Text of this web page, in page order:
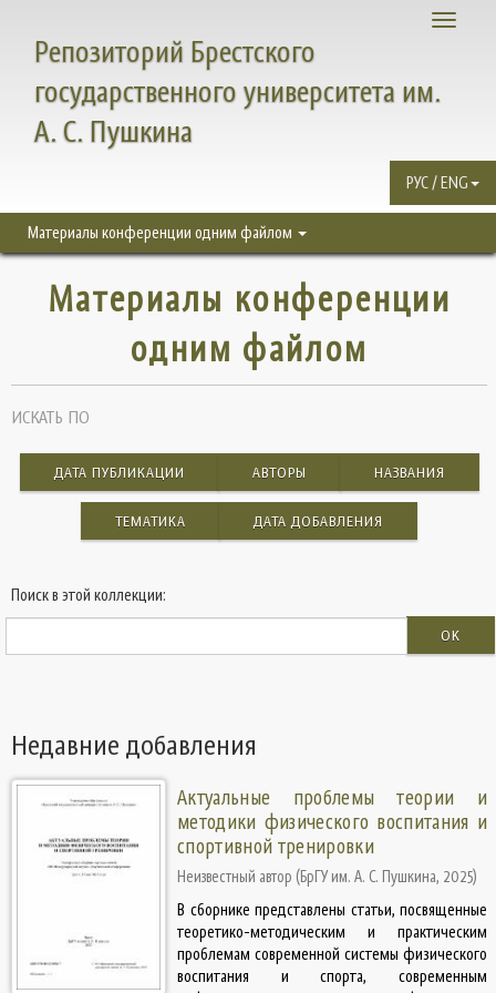
Toggle
Репозиторий Брестского
государственного университета им.
А. С. Пушкина
РУС / ENG
Материалы конференции одним файлом
Материалы конференции
одним файлом
ИСКАТЬ ПО
ДАТА ПУБЛИКАЦИИ АВТОРЫ НАЗВАНИЯ
ТЕМАТИКА ДАТА ДОБАВЛЕНИЯ
Поиск в этой коллекции:
OK
Недавние добавления
Актуальные проблемы теории и
методики физического воспитания и
спортивной тренировки
Неизвестный автор (БрГУ им. А. С. Пушкина, 2025)
В сборнике представлены статьи, посвященные
теоретико-методическим и практическим
проблемам современной системы физического
воспитания и спорта, современным